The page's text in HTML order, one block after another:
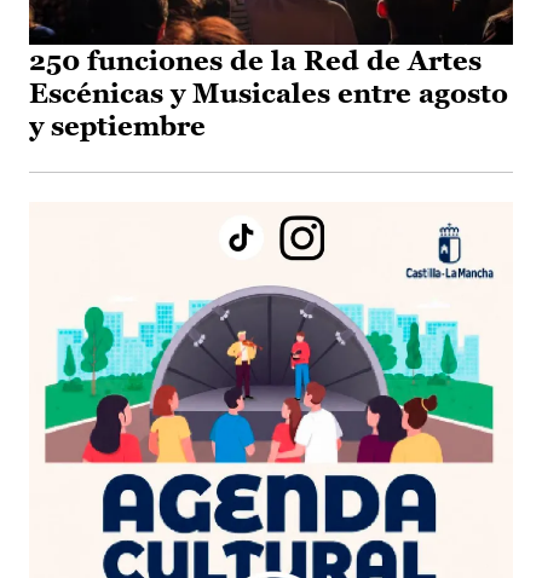
250 funciones de la Red de Artes
Escénicas y Musicales entre agosto
y septiembre